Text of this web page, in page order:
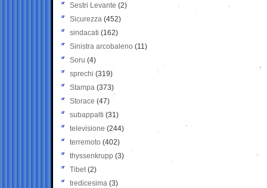
Sestri Levante (2)
Sicurezza (452)
sindacati (162)
Sinistra arcobaleno (11)
Soru (4)
sprechi (319)
Stampa (373)
Storace (47)
subappalti (31)
televisione(244)
terremoto (402)
thyssenkrupp (3)
Tibet(2)
tredicesima (3)